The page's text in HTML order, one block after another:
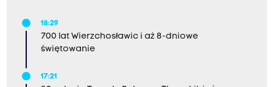
18:29
700 lat Wierzchosławic i aż 8-dniowe
świętowanie
17:21